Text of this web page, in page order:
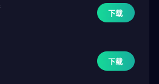
下载
下载